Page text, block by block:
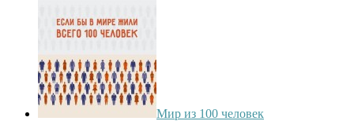
Мир из 100 человек